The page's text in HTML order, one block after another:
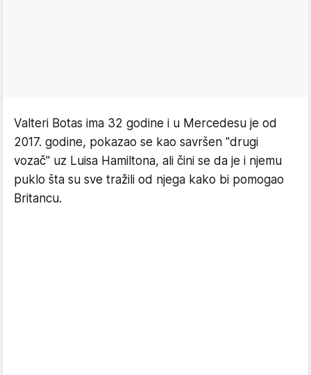
Valteri Botas ima 32 godine i u Mercedesu je od
2017. godine, pokazao se kao savršen "drugi
vozač" uz Luisa Hamiltona, ali čini se da je i njemu
puklo šta su sve tražili od njega kako bi pomogao
Britancu.